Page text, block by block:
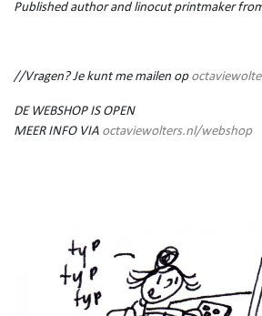
Published author and linocut printmaker
//Vragen? Je kunt me mailen op
DE WEBSHOP IS OPEN
MEER INFO VIA octaviewolters.nl/webshop